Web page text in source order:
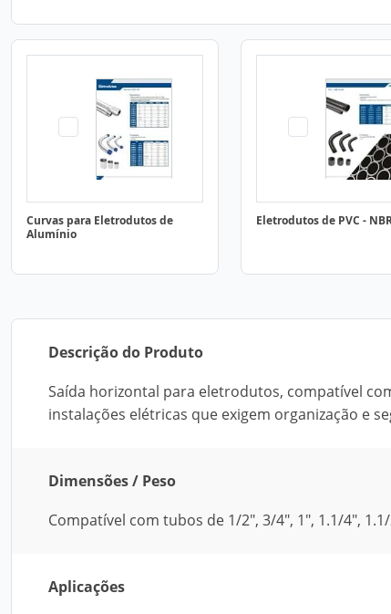
Curvas para Eletrodutos de
Alumínio
Eletrodutos de PVC -
Descrição do Produto
Saída horizontal para eletrodutos, compatível
instalações elétricas que exigem organização e
Dimensões / Peso
Compatível com tubos de 1/2", 3/4", 1", 1.1/4",
Aplicações